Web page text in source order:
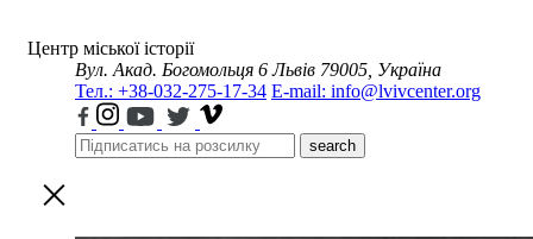
Центр міської історії
Вул. Акад. Богомольця 6 Львів 79005, Україна
Тел.: +38-032-275-17-34 E-mail: info@lvivcenter.org
search